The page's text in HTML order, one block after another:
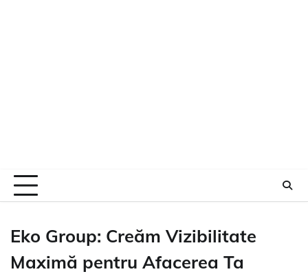
Eko Group: Creăm Vizibilitate
Maximă pentru Afacerea Ta